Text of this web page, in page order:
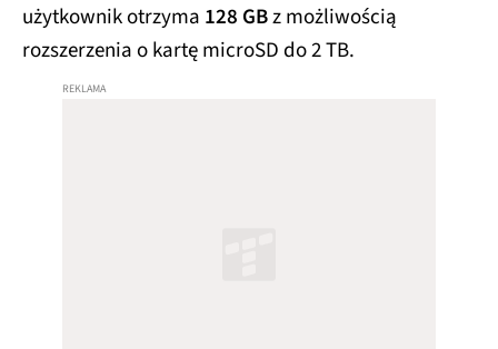
użytkownik otrzyma 128 GBz możliwością
rozszerzenia o kartę microSD do 2 TB.